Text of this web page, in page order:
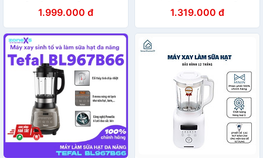
Lợi - B06W11.999.000 đ 1.319.000 đ